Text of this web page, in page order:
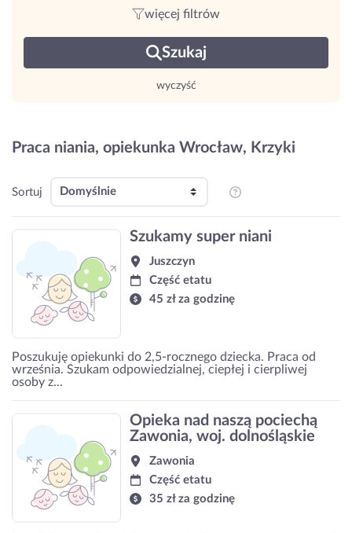
więcej filtrów
Szukaj
wyczyść
Praca niania, opiekunka Wrocław, Krzyki
Sortuj
Szukamy super niani
Juszczyn
Część etatu
45 zł za godzinę
Poszukuję opiekunki do 2,5-rocznego dziecka. Praca od
września. Szukam odpowiedzialnej, ciepłej i cierpliwej
osoby z...
Opieka nad naszą pociechą
Zawonia, woj. dolnośląskie
Zawonia
Część etatu
35 zł za godzinę